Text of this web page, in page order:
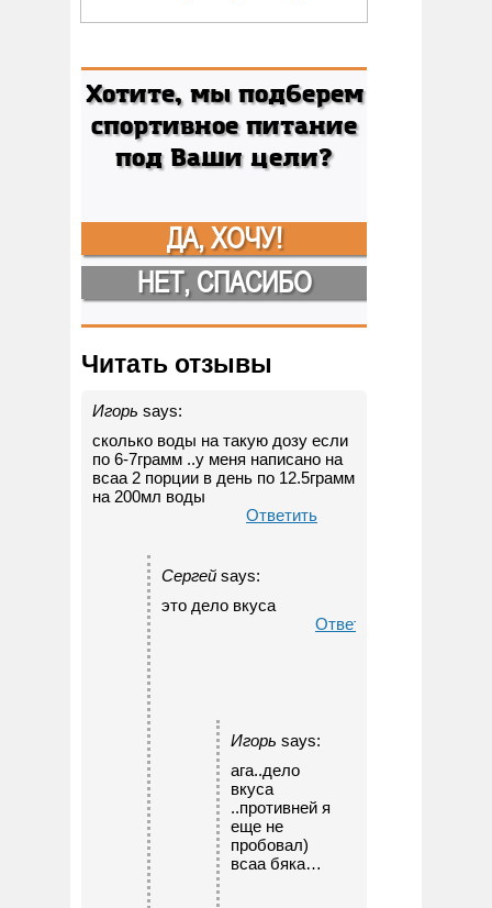
Хотите, мы подберем
спортивное питание
под Ваши цели?
ДА, ХОЧУ!
НЕТ, СПАСИБО
Читать отзывы
Игорь says:
сколько воды на такую дозу если
по 6-7грамм ..у меня написано на
всаа 2 порции в день по 12.5грамм
на 200мл воды
Ответить
Сергей says:
это дело вкуса
Ответить
Игорь says:
ага..дело
вкуса
..противней я
еще не
пробовал)
всаа бяка…